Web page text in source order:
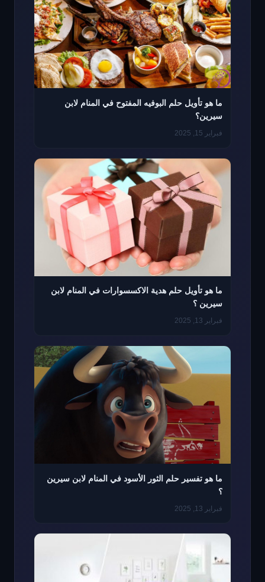
ما هو تأويل حلم البوفيه المفتوح في المنام لابن
سيرين؟
فبراير 15, 2025
ما هو تأويل حلم هدية الاكسسوارات في المنام لابن
سيرين ؟
فبراير 13, 2025
ما هو تفسير حلم الثور الأسود في المنام لابن سيرين
؟
فبراير 13, 2025